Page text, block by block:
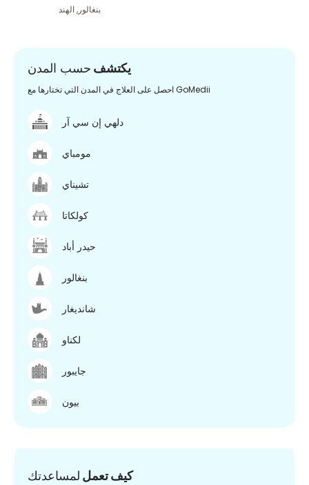
بنغالور,الهند
يكتشف حسب المدن
احصل على العلاج في المدن التي تختارها مع GoMedii
دلهي إن سي آر
مومباي
تشيناي
كولكاتا
حيدر أباد
بنغالور
شانديغار
لكناو
جايبور
بيون
كيف تعمل لمساعدتك